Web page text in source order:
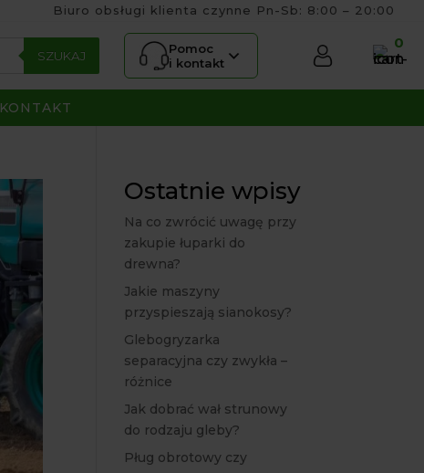
Biuro obsługi klienta czynne Pn-Sb: 8:00 – 20:00
SZUKAJ
Pomoc
i kontakt
0
KONTAKT
Ostatnie wpisy
Na co zwrócić uwagę przy
zakupie łuparki do
drewna?
Jakie maszyny
przyspieszają sianokosy?
Glebogryzarka
separacyjna czy zwykła –
różnice
Jak dobrać wał strunowy
do rodzaju gleby?
Pług obrotowy czy